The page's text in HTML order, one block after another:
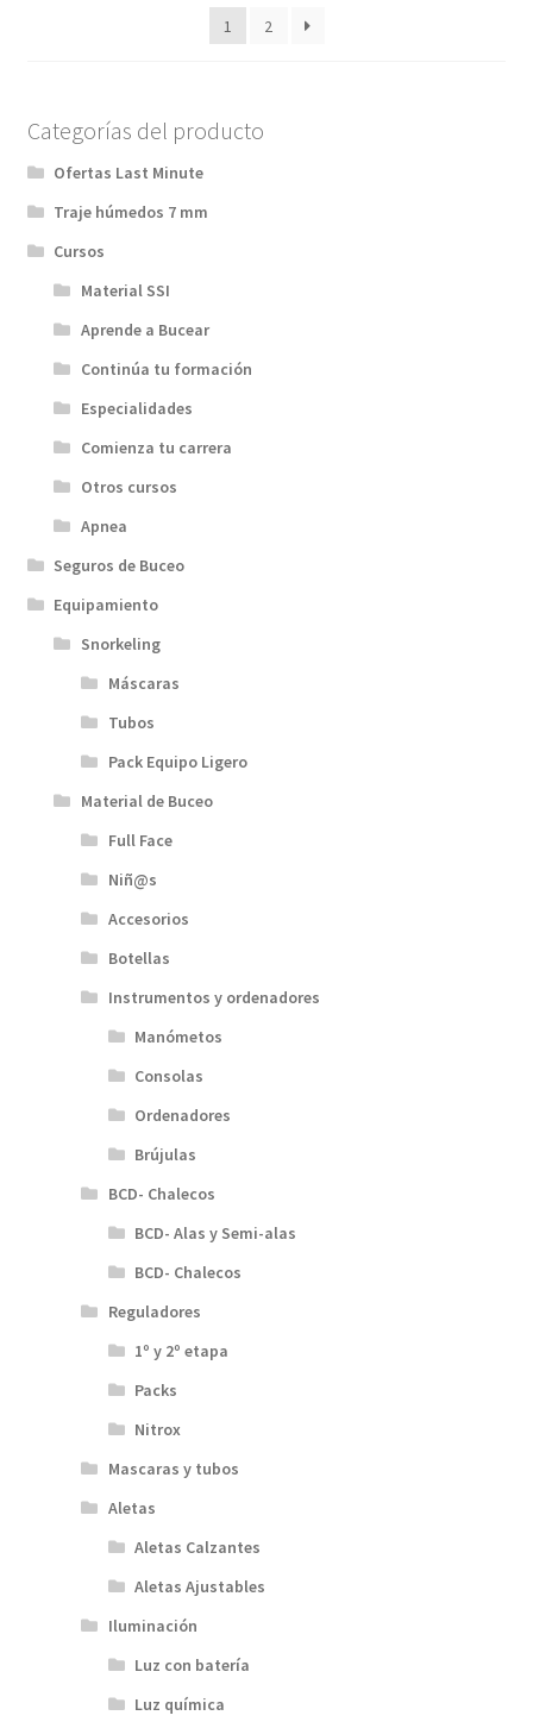
1 2
Categorías del producto
Ofertas Last Minute
Traje húmedos 7 mm
Cursos
Material SSI
Aprende a Bucear
Continúa tu formación
Especialidades
Comienza tu carrera
Otros cursos
Apnea
Seguros de Buceo
Equipamiento
Snorkeling
Máscaras
Tubos
Pack Equipo Ligero
Material de Buceo
Full Face
Niñ@s
Accesorios
Botellas
Instrumentos y ordenadores
Manómetos
Consolas
Ordenadores
Brújulas
BCD- Chalecos
BCD- Alas y Semi-alas
BCD- Chalecos
Reguladores
1º y 2º etapa
Packs
Nitrox
Mascaras y tubos
Aletas
Aletas Calzantes
Aletas Ajustables
Iluminación
Luz con batería
Luz química